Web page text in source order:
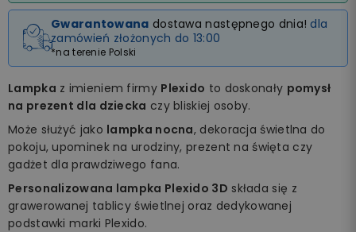
Gwarantowana dostawa następnego dnia! dla
zamówień złożonych do 13:00
*na terenie Polski
Lampka z imieniem firmy Plexido to doskonały pomysł
na prezent dla dziecka czy bliskiej osoby.
Może służyć jako lampka nocna, dekoracja świetlna do
pokoju, upominek na urodziny, prezent na święta czy
gadżet dla prawdziwego fana.
Personalizowana lampka Plexido 3D składa się z
grawerowanej tablicy świetlnej oraz dedykowanej
podstawki marki Plexido.